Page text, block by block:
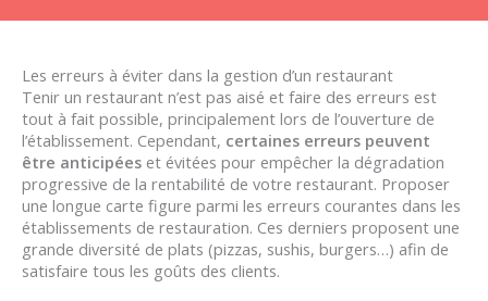
Les erreurs à éviter dans la gestion d’un restaurant
Tenir un restaurant n’est pas aisé et faire des erreurs est
tout à fait possible, principalement lors de l’ouverture de
l’établissement. Cependant, certaines erreurs peuvent
être anticipées et évitées pour empêcher la dégradation
progressive de la rentabilité de votre restaurant. Proposer
une longue carte figure parmi les erreurs courantes dans les
établissements de restauration. Ces derniers proposent une
grande diversité de plats (pizzas, sushis, burgers…) afin de
satisfaire tous les goûts des clients.